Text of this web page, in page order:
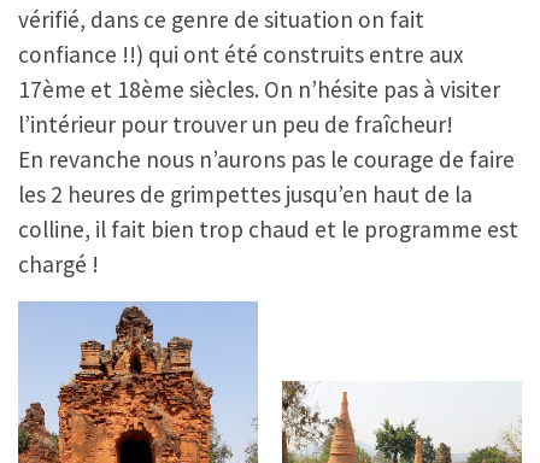
vérifié, dans ce genre de situation on fait
confiance !!) qui ont été construits entre aux
17ème et 18ème siècles. On n’hésite pas à visiter
l’intérieur pour trouver un peu de fraîcheur!
En revanche nous n’aurons pas le courage de faire
les 2 heures de grimpettes jusqu’en haut de la
colline, il fait bien trop chaud et le programme est
chargé !